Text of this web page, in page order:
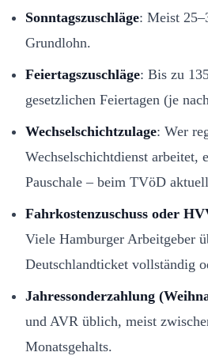
Sonntagszuschläge: Meist
Grundlohn.
Feiertagszuschläge: Bis zu
gesetzlichen Feiertagen (je
Wechselschichtzulage: Wer
Wechselschichtdienst arbeitet,
Pauschale – beim TVöD
Fahrkostenzuschuss oder
Viele Hamburger Arbeitgeber
Deutschlandticket vollständig
Jahressonderzahlung
und AVR üblich, meist
Monatsgehalts.